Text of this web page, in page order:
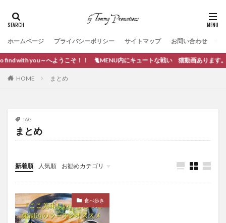
ホームページ プライバシーポリシー サイトマップ お問い合わせ
you～へようこそ！！ 🐈MENU内にキュートな戦い 猫動画あります。
HOME まとめ
TAG
まとめ
新着順 人気順 お勧めカテゴリ
ブログ作成
食べ歩き